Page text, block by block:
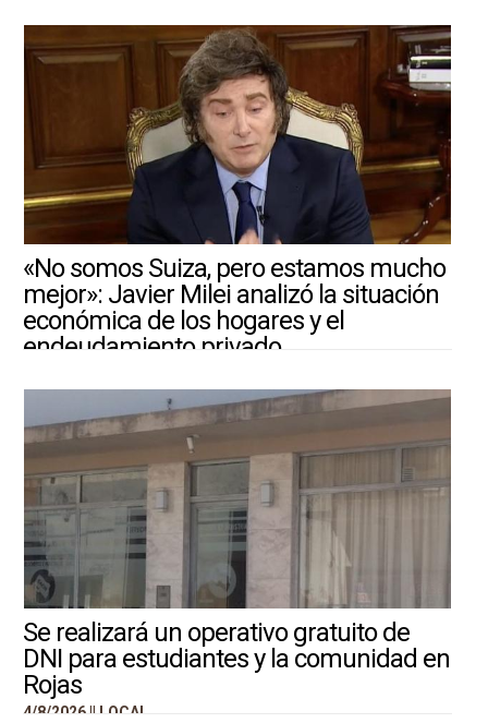
«No somos Suiza, pero estamos mucho
mejor»: Javier Milei analizó la situación
económica de los hogares y el
endeudamiento privado
Se realizará un operativo gratuito de
DNI para estudiantes y la comunidad en
Rojas
4/8/2026 || LOCAL